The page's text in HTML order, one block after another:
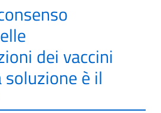
dei vaccini
è il